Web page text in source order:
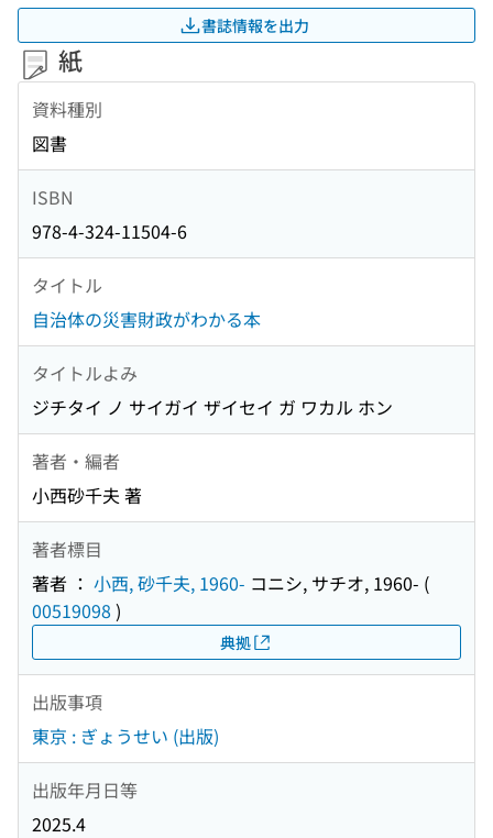
書誌情報を出力
紙
資料種別
図書
ISBN
978-4-324-11504-6
タイトル
自治体の災害財政がわかる本
タイトルよみ
ジチタイ ノ サイガイ ザイセイ ガ ワカル ホン
著者・編者
小西砂千夫 著
著者標目
著者 ： 小西, 砂千夫, 1960- コニシ, サチオ, 1960- (
00519098 )
典拠
出版事項
東京 : ぎょうせい (出版)
出版年月日等
2025.4